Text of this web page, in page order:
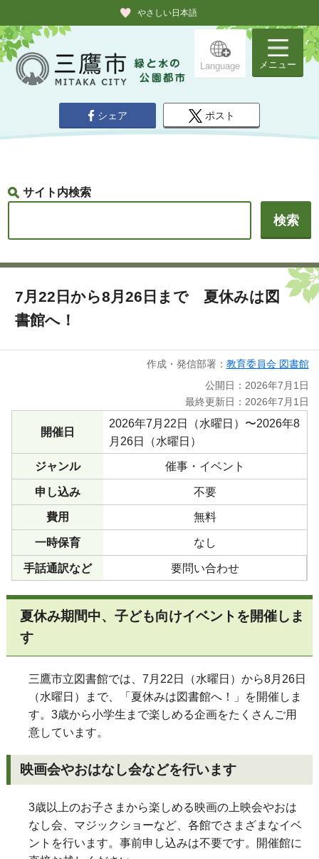
やさしい日本語
Language メニュー
シェア ポスト
サイト内検索
7月22日から8月26日まで 夏休みは図
書館へ！
作成・発信部署： 教育委員会 図書館
公開日：2026年7月1日
最終更新日：2026年7月1日
開催日
2026年7月22日（水曜日）〜2026年8
月26日（水曜日）
ジャンル 催事・イベント
申し込み 不要
費用 無料
一時保育 なし
手話通訳など 要問い合わせ
夏休み期間中、子ども向けイベントを開催しま
す
三鷹市立図書館では、7月22日（水曜日）から8月26日
（水曜日）まで、「夏休みは図書館へ！」を開催しま
す。3歳から小学生まで楽しめる企画をたくさんご用
意しています。
映画会やおはなし会などを行います
3歳以上のお子さまから楽しめる映画の上映会やおは
なし会、マジックショーなど、各館でさまざまなイベ
ントを行います。事前申し込みは不要です。開催館に